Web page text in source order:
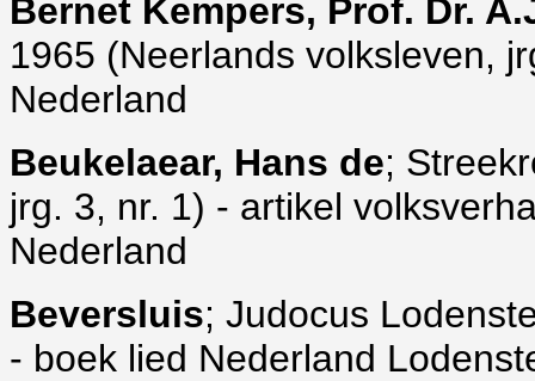
Bernet Kempers, Prof. Dr.
1965 (Neerlands volksleven,
Nederland
Beukelaear, Hans de;
jrg. 3, nr. 1) - artikel
Nederland
Beversluis; Judocus
- boek lied Nederland